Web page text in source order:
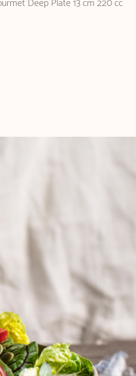
Deep Plate 13 cm 220 cc